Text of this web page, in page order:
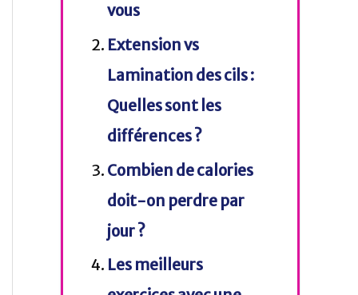
vous
Extension vs
Lamination des cils :
Quelles sont les
différences ?
Combien de calories
doit-on perdre par
jour ?
Les meilleurs